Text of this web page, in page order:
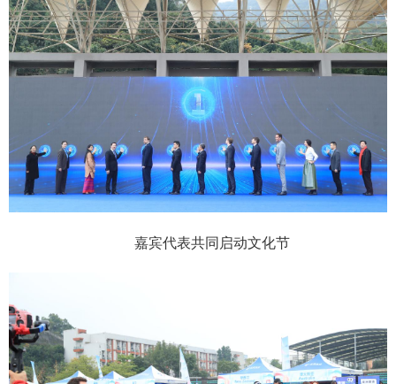
嘉宾代表共同启动文化节